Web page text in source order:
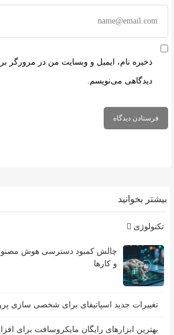
ذخیره نام، ایمیل و وبسایت من در مرورگر
دیدگاهی می‌نویسم.
بیشتر بخوانید
تکنولوژی
چالش کمبود دسترسی هوش
و کارها
تغییرات جدید اسپاتیفای برای شخصی سازی
بهترین ابزارهای رایگان مایکروسافت برای